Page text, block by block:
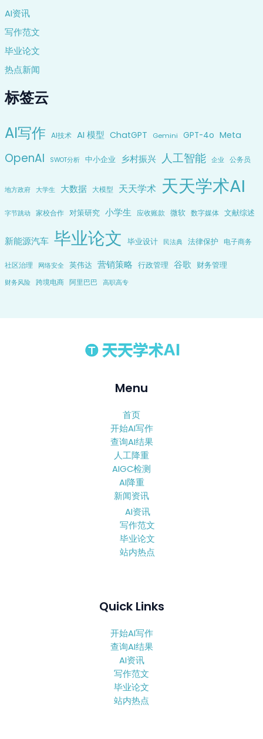
AI资讯
写作范文
毕业论文
热点新闻
标签云
AI写作 AI技术 AI 模型 ChatGPT Gemini GPT-4o Meta
OpenAI SWOT分析 中小企业 乡村振兴 人工智能 企业 公务员
地方政府 大学生 大数据 大模型 天天学术 天天学术AI
字节跳动 家校合作 对策研究 小学生 应收账款 微软 数字媒体 文献综述
新能源汽车 毕业论文 毕业设计 民法典 法律保护 电子商务
社区治理 网络安全 英伟达 营销策略 行政管理 谷歌 财务管理
财务风险 跨境电商 阿里巴巴 高职高专
Menu
首页
开始AI写作
查询AI结果
人工降重
AIGC检测
AI降重
新闻资讯
AI资讯
写作范文
毕业论文
站内热点
Quick Links
开始AI写作
查询AI结果
AI资讯
写作范文
毕业论文
站内热点